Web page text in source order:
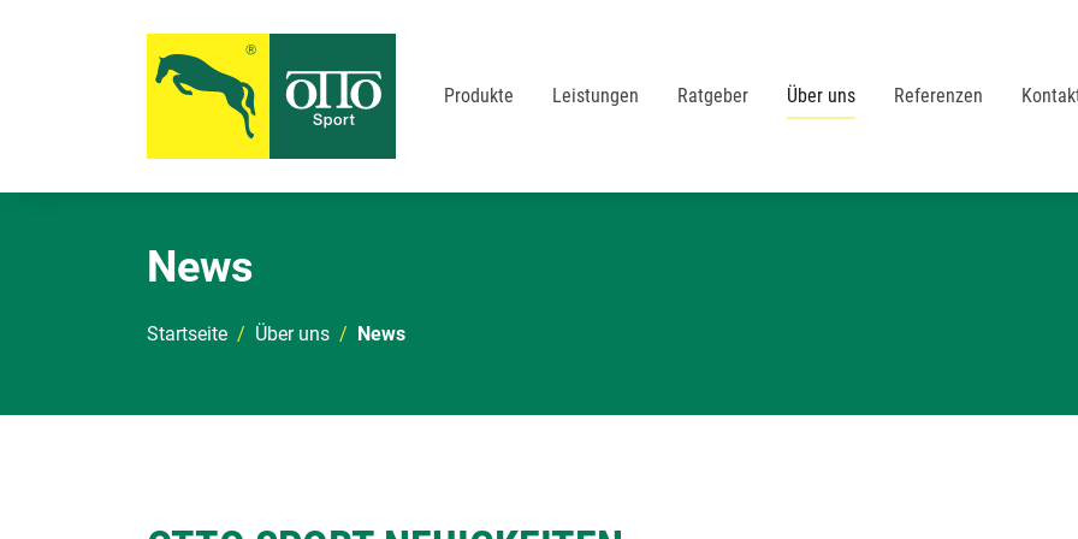
Produkte Leistungen Ratgeber Über uns Referenzen
News
Startseite Über uns News